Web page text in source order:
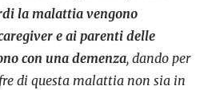
la malattia vengono
e ai parenti delle
con una demenza, dando per
di questa malattia non sia in